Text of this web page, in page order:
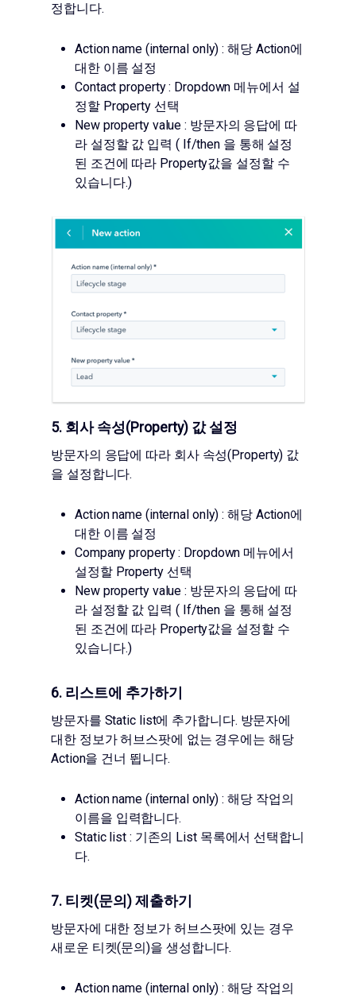
정합니다.
Action name (internal only) : 해당 Action에
대한 이름 설정
Contact property : Dropdown 메뉴에서 설
정할 Property 선택
New property value : 방문자의 응답에 따
라 설정할 값 입력 ( If/then 을 통해 설정
된 조건에 따라 Property값을 설정할 수
있습니다.)
5. 회사 속성(Property) 값 설정
방문자의 응답에 따라 회사 속성(Property) 값
을 설정합니다.
Action name (internal only) : 해당 Action에
대한 이름 설정
Company property : Dropdown 메뉴에서
설정할 Property 선택
New property value : 방문자의 응답에 따
라 설정할 값 입력 ( If/then 을 통해 설정
된 조건에 따라 Property값을 설정할 수
있습니다.)
6. 리스트에 추가하기
방문자를 Static list에 추가합니다. 방문자에
대한 정보가 허브스팟에 없는 경우에는 해당
Action을 건너 뜁니다.
Action name (internal only) : 해당 작업의
이름을 입력합니다.
Static list : 기존의 List 목록에서 선택합니
다.
7. 티켓(문의) 제출하기
방문자에 대한 정보가 허브스팟에 있는 경우
새로운 티켓(문의)을 생성합니다.
Action name (internal only) : 해당 작업의